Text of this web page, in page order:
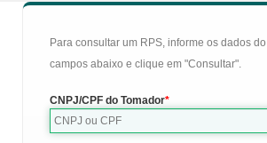
Para consultar um RPS, informe os dados
campos abaixo e clique em "Consultar".
CNPJ/CPF do Tomador